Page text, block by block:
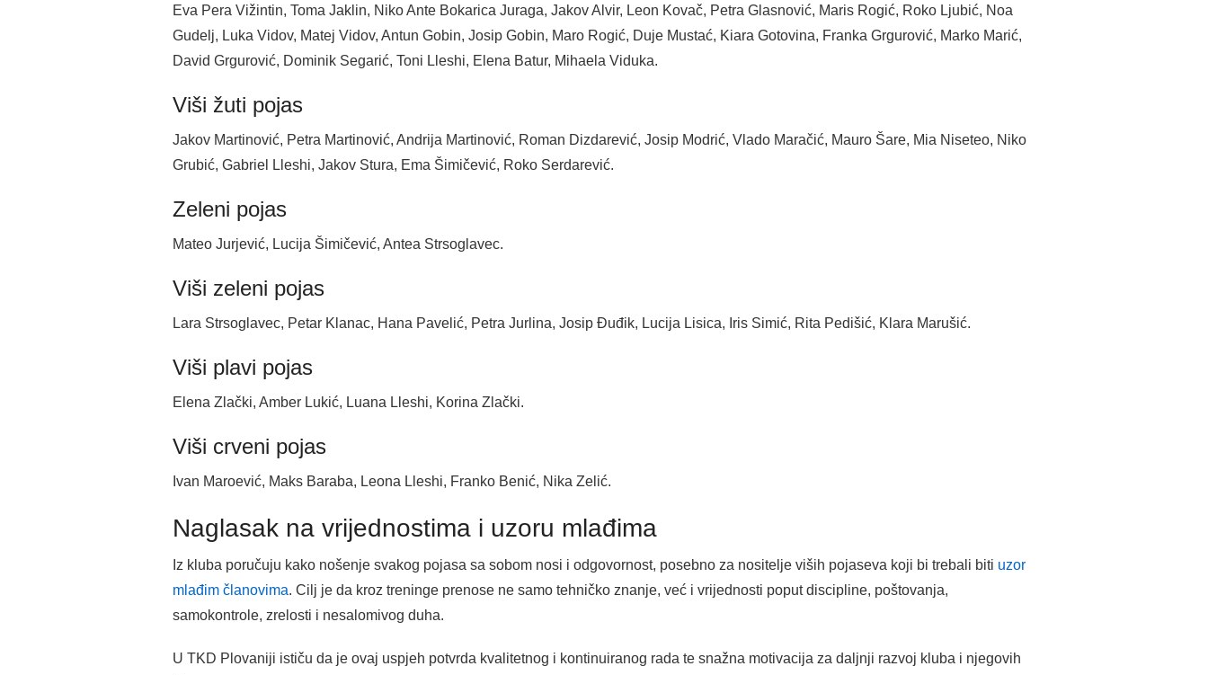
Eva Pera Vižintin, Toma Jaklin, Niko Ante Bokarica Juraga, Jakov Alvir, Leon Kovač, Petra Glasnović, Maris Rogić, Roko Ljubić, Noa
Gudelj, Luka Vidov, Matej Vidov, Antun Gobin, Josip Gobin, Maro Rogić, Duje Mustać, Kiara Gotovina, Franka Grgurović, Marko Marić,
David Grgurović, Dominik Segarić, Toni Lleshi, Elena Batur, Mihaela Viduka.
Viši žuti pojas
Jakov Martinović, Petra Martinović, Andrija Martinović, Roman Dizdarević, Josip Modrić, Vlado Maračić, Mauro Šare, Mia Niseteo, Niko
Grubić, Gabriel Lleshi, Jakov Stura, Ema Šimičević, Roko Serdarević.
Zeleni pojas
Mateo Jurjević, Lucija Šimičević, Antea Strsoglavec.
Viši zeleni pojas
Lara Strsoglavec, Petar Klanac, Hana Pavelić, Petra Jurlina, Josip Đuđik, Lucija Lisica, Iris Simić, Rita Pedišić, Klara Marušić.
Viši plavi pojas
Elena Zlački, Amber Lukić, Luana Lleshi, Korina Zlački.
Viši crveni pojas
Ivan Maroević, Maks Baraba, Leona Lleshi, Franko Benić, Nika Zelić.
Naglasak na vrijednostima i uzoru mlađima
Iz kluba poručuju kako nošenje svakog pojasa sa sobom nosi i odgovornost, posebno za nositelje viših pojaseva koji bi trebali biti uzor
mlađim članovima. Cilj je da kroz treninge prenose ne samo tehničko znanje, već i vrijednosti poput discipline, poštovanja,
samokontrole, zrelosti i nesalomivog duha.
U TKD Plovaniji ističu da je ovaj uspjeh potvrda kvalitetnog i kontinuiranog rada te snažna motivacija za daljnji razvoj kluba i njegovih